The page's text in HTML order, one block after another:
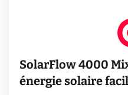
SolarFlow 4000
énergie solaire